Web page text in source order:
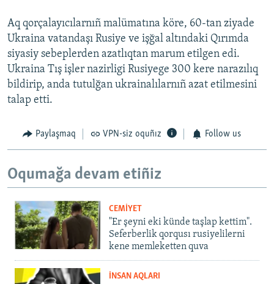
Aq qorçalayıcılarnıñ malümatına köre, 60-tan ziyade
Ukraina vatandaşı Rusiye ve işğal altındaki Qırımda
siyasiy sebeplerden azatlıqtan marum etilgen edi.
Ukraina Tış işler nazirligi Rusiyege 300 kere narazılıq
bildirip, anda tutulğan ukrainalılarnıñ azat etilmesini
talap etti.
Paylaşmaq VPN-siz oquñız Follow us
Oqumağa devam etiñiz
CEMİYET
"Er şeyni eki künde taşlap kettim".
Seferberlik qorqusı rusiyelilerni
kene memleketten quva
İNSAN AQLARI